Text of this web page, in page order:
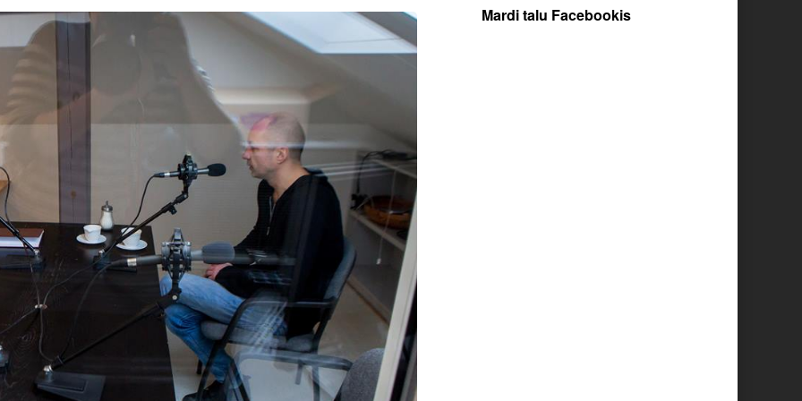
Mardi talu Facebookis